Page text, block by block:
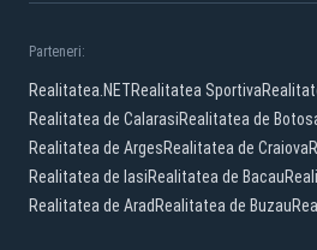
Parteneri:
Realitatea.NETRealitatea Sportiva
Realitatea de CalarasiRealitatea de
Realitatea de ArgesRealitatea de Craiova
Realitatea de IasiRealitatea de Bacau
Realitatea de Arad Realitatea de Buzau